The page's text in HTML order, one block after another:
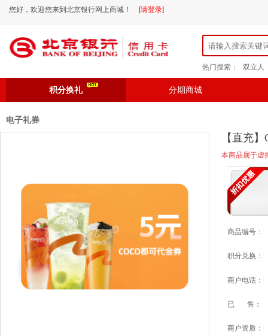
您好，欢迎您来到北京银行网上商城！ [请登录]
热门搜索： 双立人
积分换礼 分期商城
电子礼券
【直充
本商品属于虚
商品编号：
积分兑换：
商户电话：
已 售：
商户资质：